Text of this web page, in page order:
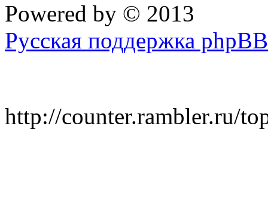
Powered by © 2013
Русская поддержка phpBB
http://counter.rambler.ru/